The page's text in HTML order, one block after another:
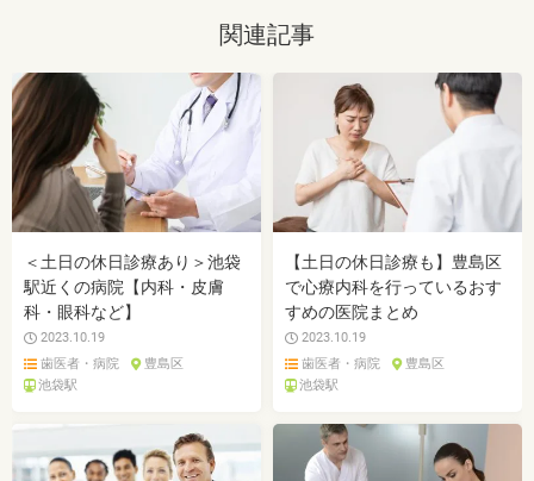
関連記事
＜土日の休日診療あり＞池袋
駅近くの病院【内科・皮膚
科・眼科など】
2023.10.19
歯医者・病院
豊島区
池袋駅
【土日の休日診療も】豊島区
で心療内科を行っているおす
すめの医院まとめ
2023.10.19
歯医者・病院
豊島区
池袋駅